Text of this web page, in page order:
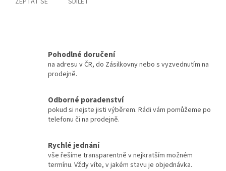
Pohodlné doručení
na adresu v ČR, do Zásilkovny nebo s vyzvednutím na
prodejně.
Odborné poradenství
pokud si nejste jisti výběrem. Rádi vám pomůžeme po
telefonu či na prodejně.
Rychlé jednání
vše řešíme transparentně v nejkratším možném
termínu. Vždy víte, v jakém stavu je objednávka.